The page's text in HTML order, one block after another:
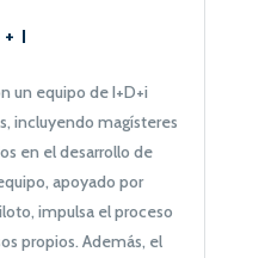
I
un equipo de I+D+i
incluyendo magísteres
en el desarrollo de
apoyado por
impulsa el proceso
propios. Además, el